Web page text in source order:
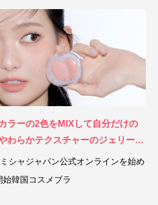
ラーの2色をMIXして自分だけの
わらかテクスチャーのジェリーチ
新登場
シャジャパン公式オンラインを始め
韓国コスメブラ